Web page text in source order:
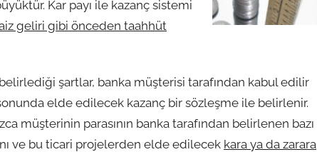
Kar payı ile kazanç sistemi
geliri gibi önceden taahhüt
şartlar, banka müşterisi tarafından kabul edilir
elde edilecek kazanç bir sözleşme ile belirlenir.
müşterinin parasının banka tarafından belirlenen bazı
ve bu ticari projelerden elde edilecek kara ya da zarara